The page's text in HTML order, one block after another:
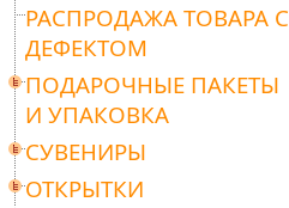
РАСПРОДАЖА ТОВАРА С
ДЕФЕКТОМ
ПОДАРОЧНЫЕ ПАКЕТЫ
И УПАКОВКА
СУВЕНИРЫ
ОТКРЫТКИ